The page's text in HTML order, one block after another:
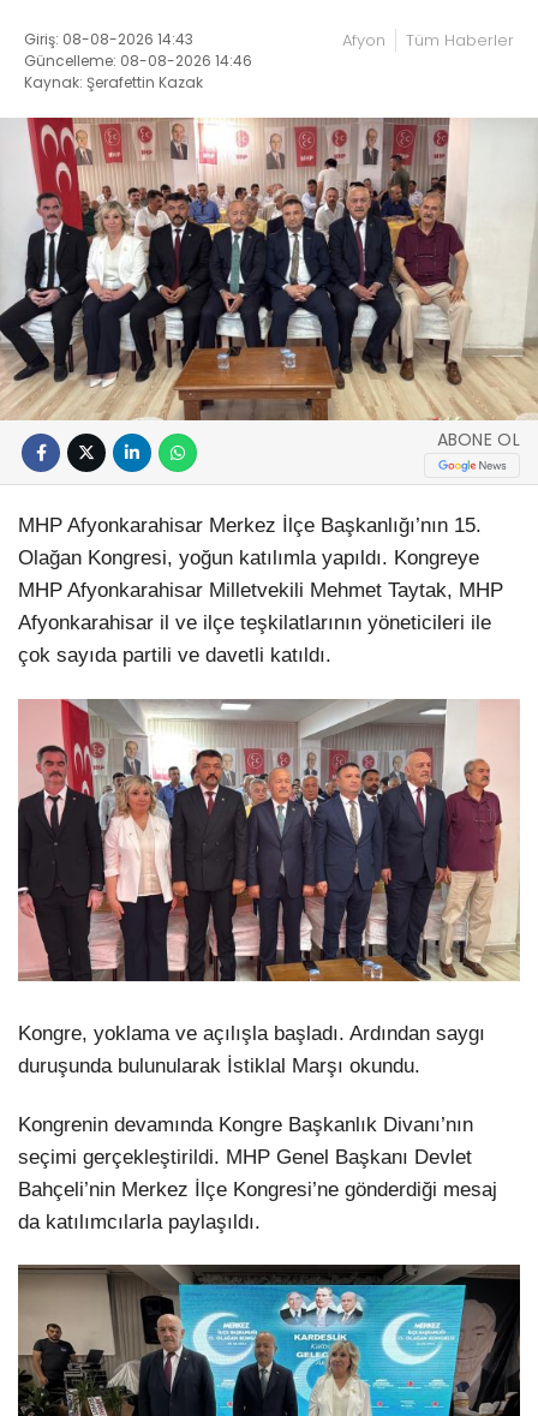
Giriş: 08-08-2026 14:43
Güncelleme: 08-08-2026 14:46
Kaynak: Şerafettin Kazak
Afyon Tüm Haberler
ABONE OL
MHP Afyonkarahisar Merkez İlçe Başkanlığı’nın 15.
Olağan Kongresi, yoğun katılımla yapıldı. Kongreye
MHP Afyonkarahisar Milletvekili Mehmet Taytak, MHP
Afyonkarahisar il ve ilçe teşkilatlarının yöneticileri ile
çok sayıda partili ve davetli katıldı.
Kongre, yoklama ve açılışla başladı. Ardından saygı
duruşunda bulunularak İstiklal Marşı okundu.
Kongrenin devamında Kongre Başkanlık Divanı’nın
seçimi gerçekleştirildi. MHP Genel Başkanı Devlet
Bahçeli’nin Merkez İlçe Kongresi’ne gönderdiği mesaj
da katılımcılarla paylaşıldı.